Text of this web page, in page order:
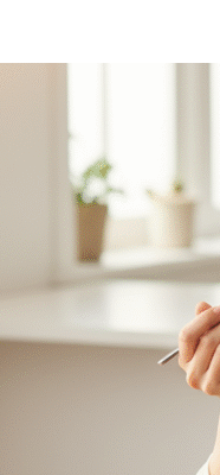
出張 講演 セミナー
キックボクシングで本当に
痩せますか？｜元日本王者
が消費カロリーと週の回数
で答えます